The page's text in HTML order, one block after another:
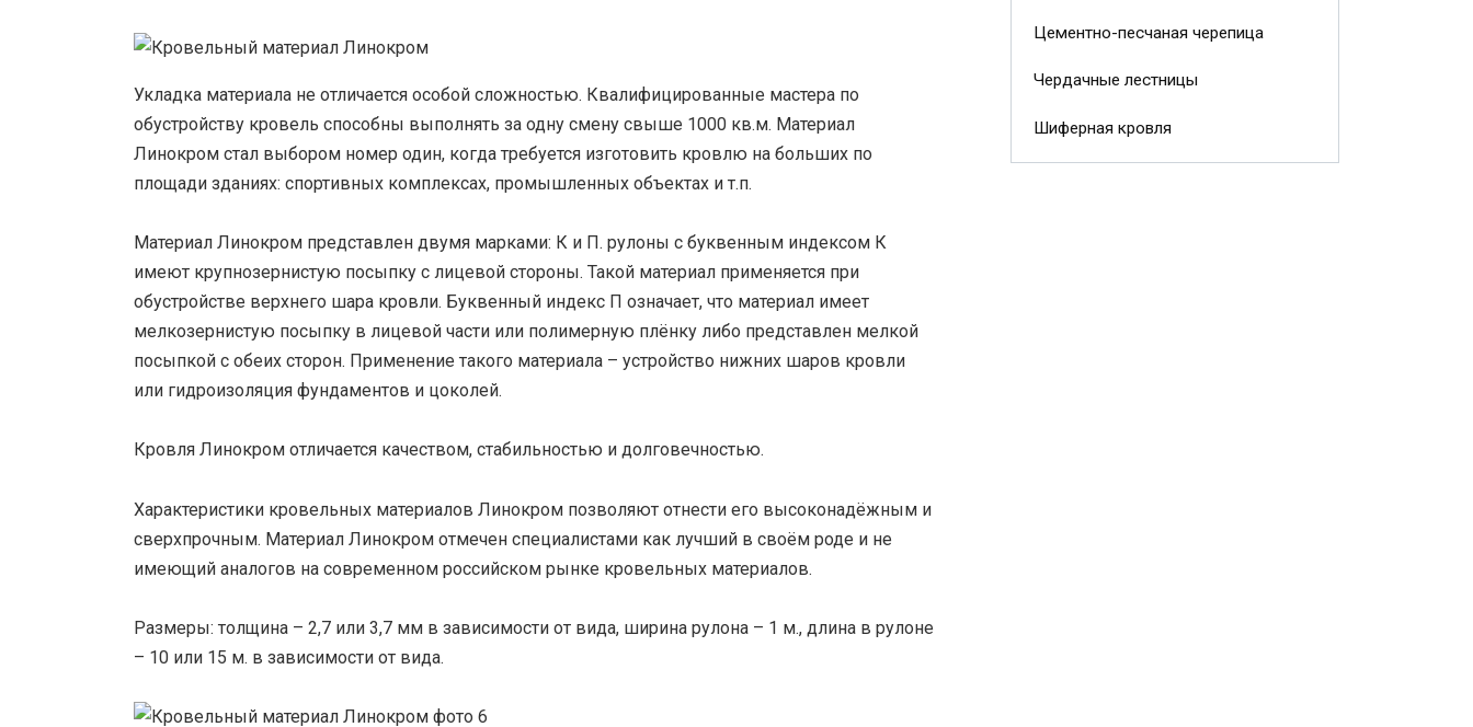
Укладка материала не отличается особой сложностью. Квалифицированные мастера по
обустройству кровель способны выполнять за одну смену свыше 1000 кв.м. Материал
Линокром стал выбором номер один, когда требуется изготовить кровлю на больших по
площади зданиях: спортивных комплексах, промышленных объектах и т.п.
Материал Линокром представлен двумя марками: К и П. рулоны с буквенным индексом К
имеют крупнозернистую посыпку с лицевой стороны. Такой материал применяется при
обустройстве верхнего шара кровли. Буквенный индекс П означает, что материал имеет
мелкозернистую посыпку в лицевой части или полимерную плёнку либо представлен мелкой
посыпкой с обеих сторон. Применение такого материала – устройство нижних шаров кровли
или гидроизоляция фундаментов и цоколей.
Кровля Линокром отличается качеством, стабильностью и долговечностью.
Характеристики кровельных материалов Линокром позволяют отнести его высоконадёжным и
сверхпрочным. Материал Линокром отмечен специалистами как лучший в своём роде и не
имеющий аналогов на современном российском рынке кровельных материалов.
Размеры: толщина – 2,7 или 3,7 мм в зависимости от вида, ширина рулона – 1 м., длина в рулоне
– 10 или 15 м. в зависимости от вида.
Цементно-песчаная черепица
Чердачные лестницы
Шиферная кровля